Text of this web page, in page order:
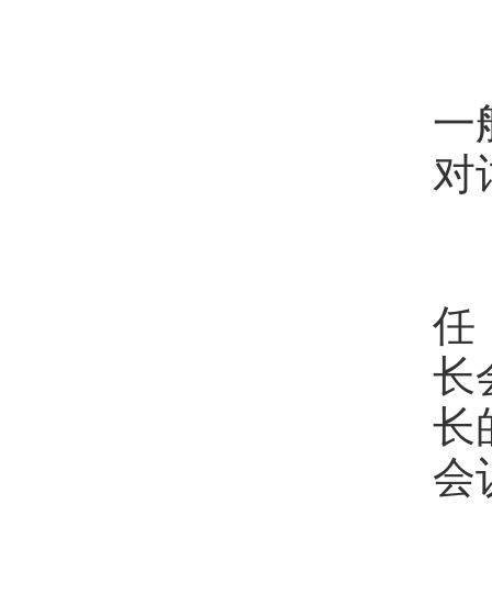
一
对
任
长
长
会